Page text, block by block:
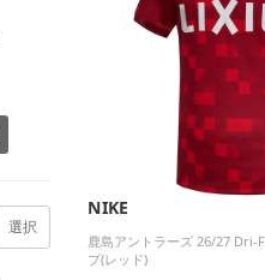
選択
NIKE
鹿島アントラーズ 26/27 Dri-
プ(レッド)